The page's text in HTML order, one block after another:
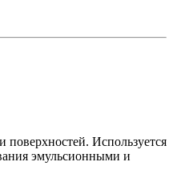
поверхностей. Используется
эмульсионными и